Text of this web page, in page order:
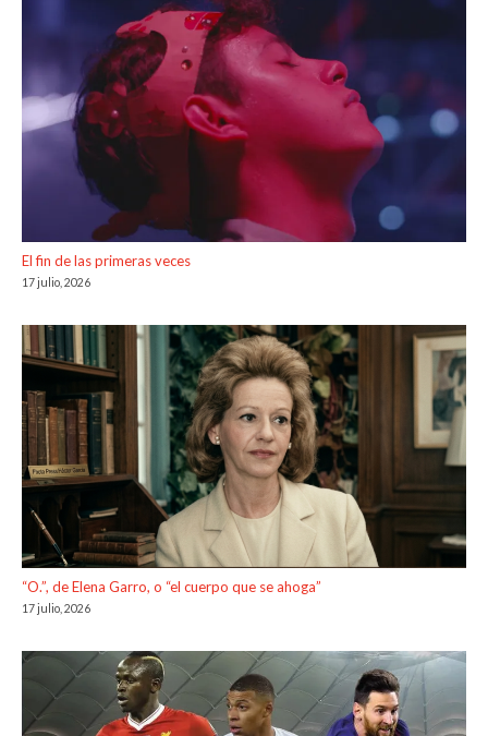
El fin de las primeras veces
17 julio, 2026
“O.”, de Elena Garro, o “el cuerpo que se ahoga”
17 julio, 2026